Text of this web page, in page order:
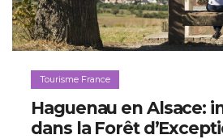
Tourisme France
Haguenau en Alsace:
dans la Forêt